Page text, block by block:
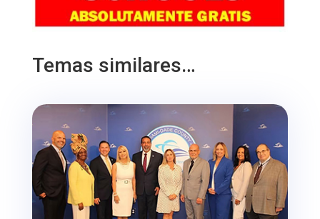
Temas similares…